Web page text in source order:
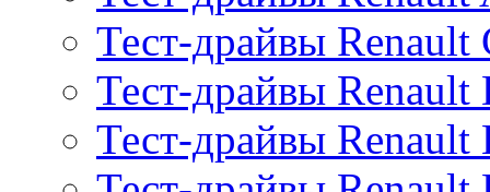
Тест-драйвы Renault
Тест-драйвы Renault
Тест-драйвы Renault